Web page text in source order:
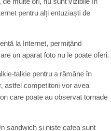
pentru alți entuziaști de
la Internet, permițând
un aparat foto nu le poate oferi.
talkie pentru a rămâne în
astfel competitorii vor avea
care poate au observat tornade
sandwich și niște cafea sunt